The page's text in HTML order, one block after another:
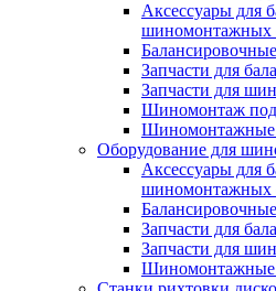
Аксессуары для
шиномонтажных
Запчасти для
Запчасти для
Шиномонтаж
Шиномонтажные
Оборудование для
Аксессуары для
шиномонтажных
Запчасти для
Запчасти для
Шиномонтажные